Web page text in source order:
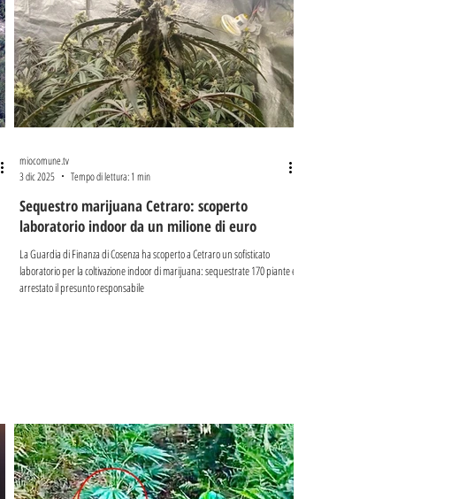
Sequestro marijuana Cetraro: scoperto
laboratorio indoor da un milione di euro
La Guardia di Finanza di Cosenza ha scoperto a Cetraro un sofisticato
laboratorio per la coltivazione indoor di marijuana: sequestrate 170 piante e
arrestato il presunto responsabile
miocomune.tv
3 dic 2025
Tempo di lettura: 1 min